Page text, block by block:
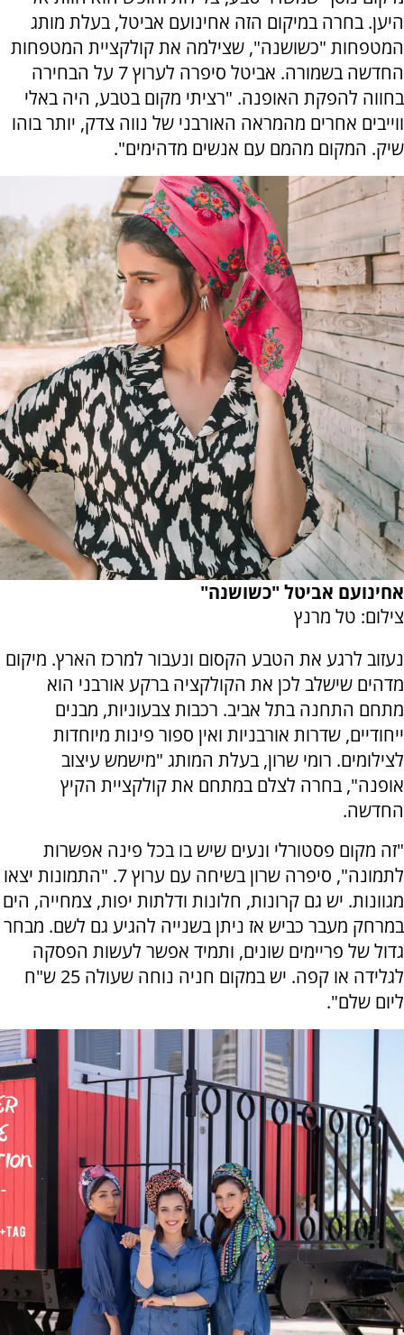
היען. בחרה במיקום הזה אחינועם אביטל, בעלת מותג
המטפחות "כשושנה", שצילמה את קולקציית המטפחות
החדשה בשמורה. אביטל סיפרה לערוץ 7 על הבחירה
בחווה להפקת האופנה. "רציתי מקום בטבע, היה באלי
ווייבים אחרים מהמראה האורבני של נווה צדק, יותר בוהו
שיק. המקום מהמם עם אנשים מדהימים".
אחינועם אביטל "כשושנה"
צילום: טל מרנץ
נעזוב לרגע את הטבע הקסום ונעבור למרכז הארץ. מיקום
מדהים שישלב לכן את הקולקציה ברקע אורבני הוא
מתחם התחנה בתל אביב. רכבות צבעוניות, מבנים
ייחודיים, שדרות אורבניות ואין ספור פינות מיוחדות
לצילומים. רומי שרון, בעלת המותג "מישמש עיצוב
אופנה", בחרה לצלם במתחם את קולקציית הקיץ
החדשה.
"זה מקום פסטורלי ונעים שיש בו בכל פינה אפשרות
לתמונה", סיפרה שרון בשיחה עם ערוץ 7. "התמונות יצאו
מגוונות. יש גם קרונות, חלונות ודלתות יפות, צמחייה, הים
במרחק מעבר כביש אז ניתן בשנייה להגיע גם לשם. מבחר
גדול של פריימים שונים, ותמיד אפשר לעשות הפסקה
לגלידה או קפה. יש במקום חניה נוחה שעולה 25 ש"ח
ליום שלם".